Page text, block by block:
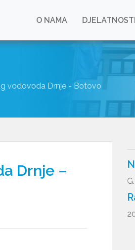
O NAMA DJELATNOSTI
vodovoda Drnje - Botovo
Drnje –